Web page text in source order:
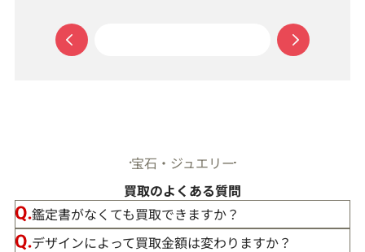
宝石・ジュエリー
買取のよくある質問
鑑定書がなくても買取できますか？
デザインによって買取金額は変わりますか？